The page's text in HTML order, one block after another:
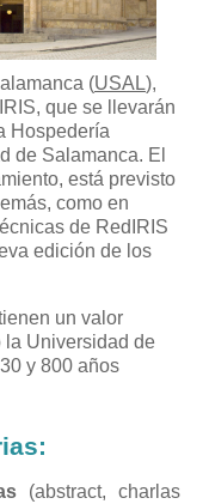
(USAL),
que se llevarán
Hospedería
de Salamanca. El
está previsto
como en
de RedIRIS
edición de los
un valor
la Universidad de
y 800 años
(abstract, charlas